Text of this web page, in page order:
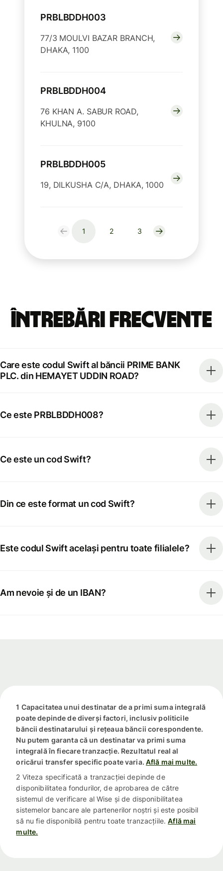
PRBLBDDH003
77/3 MOULVI BAZAR BRANCH,
DHAKA, 1100
PRBLBDDH004
76 KHAN A. SABUR ROAD,
KHULNA, 9100
PRBLBDDH005
19, DILKUSHA C/A, DHAKA, 1000
1 2 3
Întrebări frecvente
Care este codul Swift al băncii PRIME BANK
PLC. din HEMAYET UDDIN ROAD?
Ce este PRBLBDDH008?
Ce este un cod Swift?
Din ce este format un cod Swift?
Este codul Swift același pentru toate filialele?
Am nevoie și de un IBAN?
1 Capacitatea unui destinatar de a primi suma integrală
poate depinde de diverși factori, inclusiv politicile
băncii destinatarului și rețeaua băncii corespondente.
Nu putem garanta că un destinatar va primi suma
integrală în fiecare tranzacție. Rezultatul real al
oricărui transfer specific poate varia. Află mai multe.
2 Viteza specificată a tranzacției depinde de
disponibilitatea fondurilor, de aprobarea de către
sistemul de verificare al Wise și de disponibilitatea
sistemelor bancare ale partenerilor noștri și este posibil
să nu fie disponibilă pentru toate tranzacțiile. Află mai
multe.